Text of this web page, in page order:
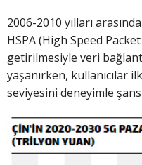
2006-2010 yılları
HSPA (High Speed
getirilmesiyle veri
yaşanırken, kullanıcılar
seviyesini deneyimle